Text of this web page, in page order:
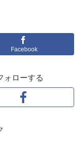
Facebook
ォローする